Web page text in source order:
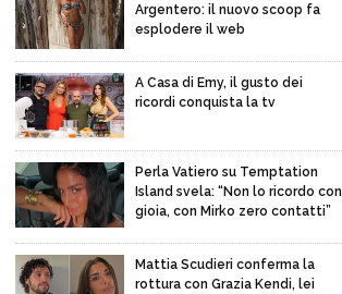
Argentero: il nuovo scoop fa
esplodere il web
A Casa di Emy, il gusto dei
ricordi conquista la tv
Perla Vatiero su Temptation
Island svela: “Non lo ricordo con
gioia, con Mirko zero contatti”
Mattia Scudieri conferma la
rottura con Grazia Kendi, lei